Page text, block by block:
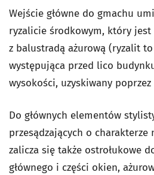
Wejście główne do gmachu
ryzalicie środkowym, który jest
z balustradą ażurową (ryzalit
występująca przed lico
wysokości, uzyskiwany
Do głównych elementów
przesądzających o
zalicza się także ostrołukowe
głównego i części okien,